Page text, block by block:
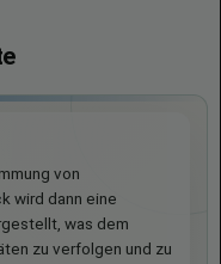
von
wird dann eine
was dem
zu verfolgen und zu